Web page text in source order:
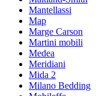
Mantellassi
Map
Marge Carson
Martini mobili
Medea
Meridiani
Mida 2
Milano Bedding